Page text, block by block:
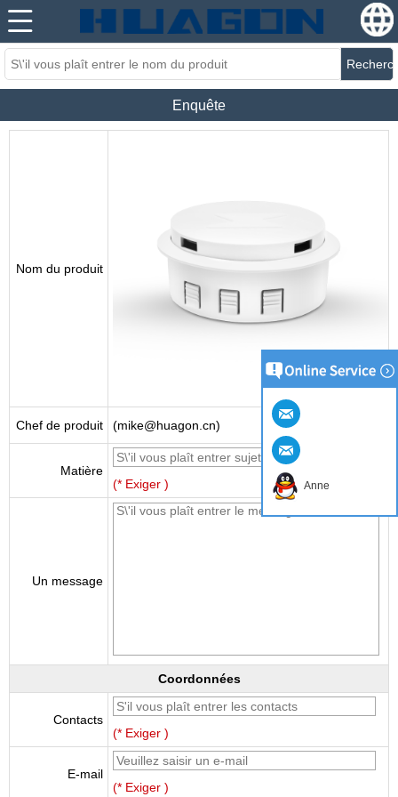
Enquête
Nom du produit
Chef de produit (mike@huagon.cn)
Matière
(* Exiger )
Un message
Coordonnées
Contacts
(* Exiger )
E-mail
(* Exiger )
Anne